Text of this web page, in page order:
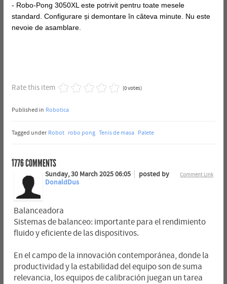
- Robo-Pong 3050XL este potrivit pentru toate mesele
standard. Configurare și demontare în câteva minute. Nu este
nevoie de asamblare.
Rate this item (0 votes)
Published in Robotica
Tagged under Robot robo pong Tenis de masa Palete
1776COMMENTS
Comment Link
Sunday, 30 March 2025 06:05
posted by
DonaldDus
Balanceadora
Sistemas de balanceo: importante para el rendimiento
fluido y eficiente de las dispositivos.
En el campo de la innovación contemporánea, donde la
productividad y la estabilidad del equipo son de suma
relevancia, los equipos de calibración juegan un tarea